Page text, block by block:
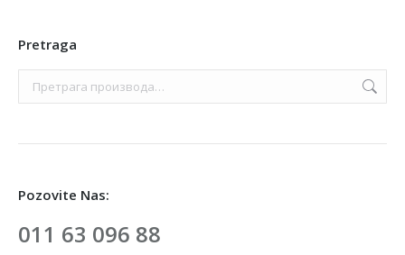
Pretraga
Pozovite Nas:
011 63 096 88